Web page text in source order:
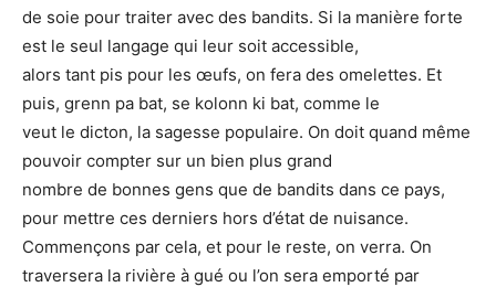
de soie pour traiter avec des bandits. Si la manière forte
est le seul langage qui leur soit accessible,
alors tant pis pour les œufs, on fera des omelettes. Et
puis, grenn pa bat, se kolonn ki bat, comme le
veut le dicton, la sagesse populaire. On doit quand même
pouvoir compter sur un bien plus grand
nombre de bonnes gens que de bandits dans ce pays,
pour mettre ces derniers hors d’état de nuisance.
Commençons par cela, et pour le reste, on verra. On
traversera la rivière à gué ou l’on sera emporté par